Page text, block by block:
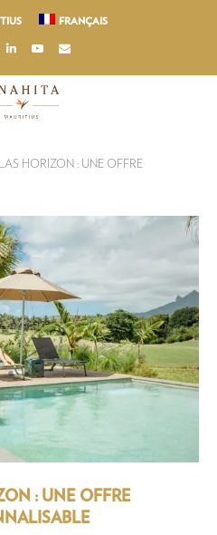
FRANÇAIS
HORIZON : UNE OFFRE
: UNE OFFRE